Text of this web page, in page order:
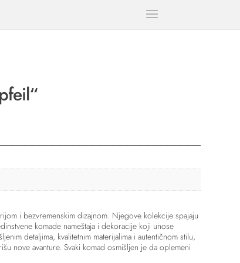
i bezvremenskim dizajnom. Njegove kolekcije spajaju
komade nameštaja i dekoracije koji unose
detaljima, kvalitetnim materijalima i autentičnom stilu,
nove avanture. Svaki komad osmišljen je da oplemeni